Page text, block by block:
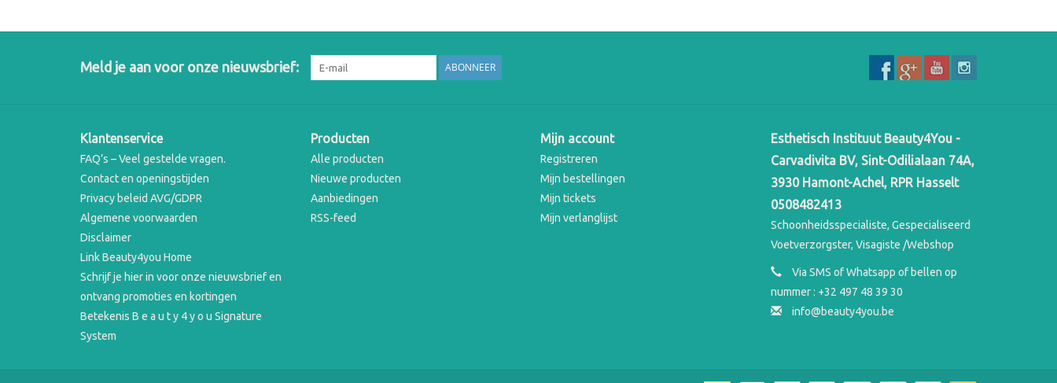
Meld je aan voor onze nieuwsbrief: ABONNEER
Klantenservice
FAQ’s – Veel gestelde vragen.
Contact en openingstijden
Privacy beleid AVG/GDPR
Algemene voorwaarden
Disclaimer
Link Beauty4you Home
Schrijf je hier in voor onze nieuwsbrief en
ontvang promoties en kortingen
Betekenis B e a u t y 4 y o u Signature
System
Producten
Alle producten
Nieuwe producten
Aanbiedingen
RSS-feed
Mijn account
Registreren
Mijn bestellingen
Mijn tickets
Mijn verlanglijst
Esthetisch Instituut Beauty4You -
Carvadivita BV, Sint-Odilialaan 74A,
3930 Hamont-Achel, RPR Hasselt
0508482413
Schoonheidsspecialiste, Gespecialiseerd
Voetverzorgster, Visagiste /Webshop
Via SMS of Whatsapp of bellen op
nummer : +32 497 48 39 30
info@beauty4you.be